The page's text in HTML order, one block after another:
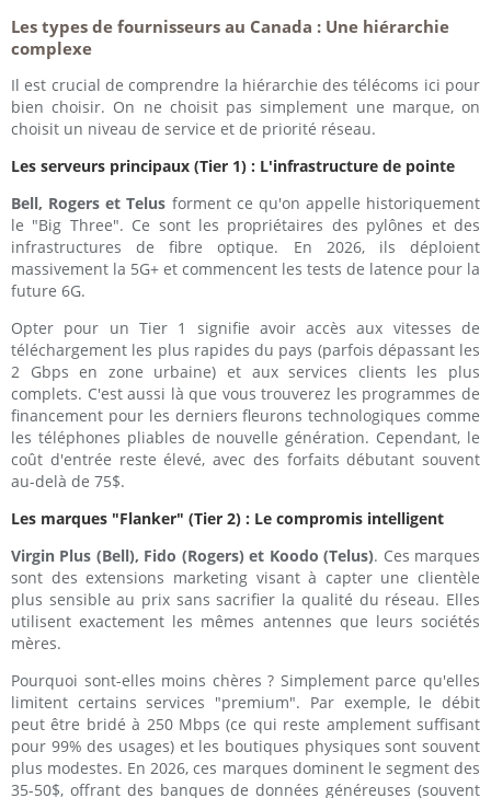
Les types de fournisseurs au Canada : Une hiérarchie
complexe
Il est crucial de comprendre la hiérarchie des télécoms ici pour
bien choisir. On ne choisit pas simplement une marque, on
choisit un niveau de service et de priorité réseau.
Les serveurs principaux (Tier 1) : L'infrastructure de pointe
Bell, Rogers et Telus forment ce qu'on appelle historiquement
le "Big Three". Ce sont les propriétaires des pylônes et des
infrastructures de fibre optique. En 2026, ils déploient
massivement la 5G+ et commencent les tests de latence pour la
future 6G.
Opter pour un Tier 1 signifie avoir accès aux vitesses de
téléchargement les plus rapides du pays (parfois dépassant les
2 Gbps en zone urbaine) et aux services clients les plus
complets. C'est aussi là que vous trouverez les programmes de
financement pour les derniers fleurons technologiques comme
les téléphones pliables de nouvelle génération. Cependant, le
coût d'entrée reste élevé, avec des forfaits débutant souvent
au-delà de 75$.
Les marques "Flanker" (Tier 2) : Le compromis intelligent
Virgin Plus (Bell), Fido (Rogers) et Koodo (Telus). Ces marques
sont des extensions marketing visant à capter une clientèle
plus sensible au prix sans sacrifier la qualité du réseau. Elles
utilisent exactement les mêmes antennes que leurs sociétés
mères.
Pourquoi sont-elles moins chères ? Simplement parce qu'elles
limitent certains services "premium". Par exemple, le débit
peut être bridé à 250 Mbps (ce qui reste amplement suffisant
pour 99% des usages) et les boutiques physiques sont souvent
plus modestes. En 2026, ces marques dominent le segment des
35-50$, offrant des banques de données généreuses (souvent